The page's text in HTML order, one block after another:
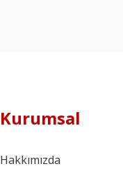
Kurumsal
Hakkımızda